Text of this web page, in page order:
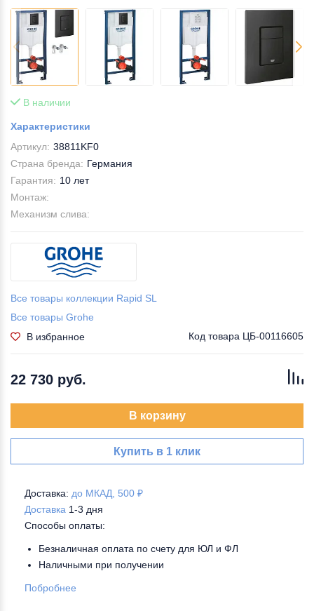
В наличии
Характеристики
Артикул: 38811KF0
Страна бренда: Германия
Гарантия: 10 лет
Монтаж:
Механизм слива:
Все товары коллекции Rapid SL
Все товары Grohe
В избранное
Код товара ЦБ-00116605
22 730 руб.
В корзину
Купить в 1 клик
Доставка: до МКАД, 500 ₽
Доставка 1-3 дня
Способы оплаты:
Безналичная оплата по счету для ЮЛ и ФЛ
Наличными при получении
Побробнее